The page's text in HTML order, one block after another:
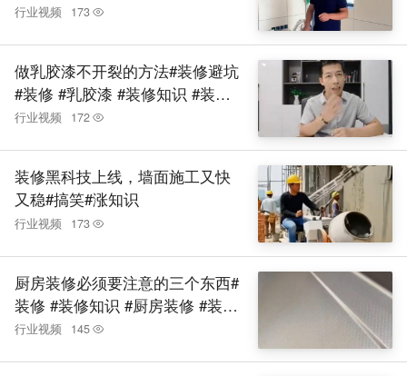
行业视频 173
做乳胶漆不开裂的方法#装修避坑
#装修 #乳胶漆 #装修知识 #装修
材料
行业视频 172
装修黑科技上线，墙面施工又快
又稳#搞笑#涨知识
行业视频 173
厨房装修必须要注意的三个东西#
装修 #装修知识 #厨房装修 #装修
避坑 #厨房装修避坑
行业视频 145